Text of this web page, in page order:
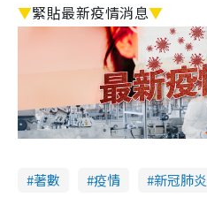
▼緊貼最新疫情消息▼
著數 疫情 新冠肺炎